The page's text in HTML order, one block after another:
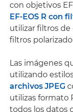
con objetivos EF
EF-EOS R con
utilizar filtros
filtros
Las imágenes
utilizando
archivos JPEG
utilizas formato
todos los datos